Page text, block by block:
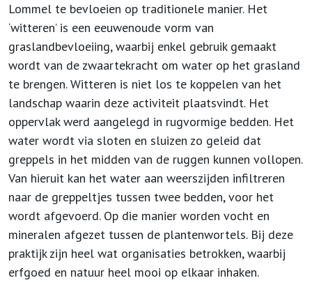
Lommel te bevloeien op traditionele manier. Het
‘witteren’ is een eeuwenoude vorm van
graslandbevloeiing, waarbij enkel gebruik gemaakt
wordt van de zwaartekracht om water op het grasland
te brengen. Witteren is niet los te koppelen van het
landschap waarin deze activiteit plaatsvindt. Het
oppervlak werd aangelegd in rugvormige bedden. Het
water wordt via sloten en sluizen zo geleid dat
greppels in het midden van de ruggen kunnen vollopen.
Van hieruit kan het water aan weerszijden infiltreren
naar de greppeltjes tussen twee bedden, voor het
wordt afgevoerd. Op die manier worden vocht en
mineralen afgezet tussen de plantenwortels. Bij deze
praktijk zijn heel wat organisaties betrokken, waarbij
erfgoed en natuur heel mooi op elkaar inhaken.